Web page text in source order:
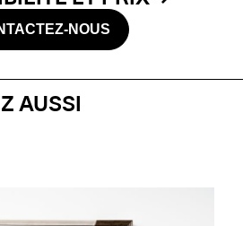
NOUS
AUSSI